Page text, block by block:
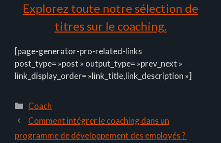
Explorez toute notre sélection de
titres sur le coaching.
[page-generator-pro-related-links
post_type= »post » output_type= »prev_next »
link_display_order= »link_title,link_description »]
Catégories
Coach
Comment intégrer le coaching dans un
programme de développement des employés ?